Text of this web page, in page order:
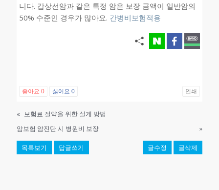
니다. 갑상선암과 같은 특정 암은 보장 금액이 일반암의
50% 수준인 경우가 많아요. 간병비보험적용
좋아요 0 싫어요 0 인쇄
« 보험료 절약을 위한 설계 방법
암보험 암진단 시 병원비 보장
»
목록보기 답글쓰기 글수정 글삭제